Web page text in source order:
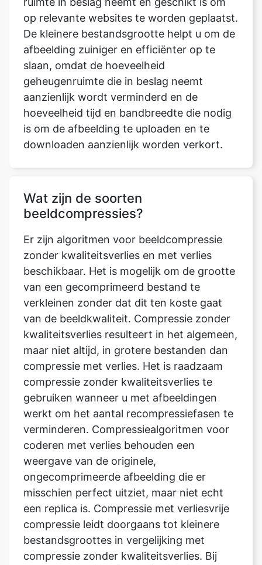
afbeelding zuiniger en efficiënter op te
slaan, omdat de hoeveelheid
geheugenruimte die in beslag neemt
aanzienlijk wordt verminderd en de
hoeveelheid tijd en bandbreedte die nodig
is om de afbeelding te uploaden en te
downloaden aanzienlijk worden verkort.
Wat zijn de soorten
Er zijn algoritmen voor beeldcompressie
zonder kwaliteitsverlies en met verlies
van een gecomprimeerd bestand te
verkleinen zonder dat dit ten koste gaat
van de beeldkwaliteit. Compressie zonder
kwaliteitsverlies resulteert in het algemeen,
maar niet altijd, in grotere bestanden dan
compressie met verlies. Het is raadzaam
compressie zonder kwaliteitsverlies te
gebruiken wanneer u met afbeeldingen
werkt om het aantal recompressiefasen te
verminderen. Compressiealgoritmen voor
coderen met verlies behouden een
weergave van de originele,
ongecomprimeerde afbeelding die er
misschien perfect uitziet, maar niet echt
een replica is. Compressie met verliesvrije
compressie leidt doorgaans tot kleinere
bestandsgroottes in vergelijking met
compressie zonder kwaliteitsverlies. Bij
compressiemethoden met verlies komt
variabele compressie veel voor, waardoor
de beeldkwaliteit vanwege de